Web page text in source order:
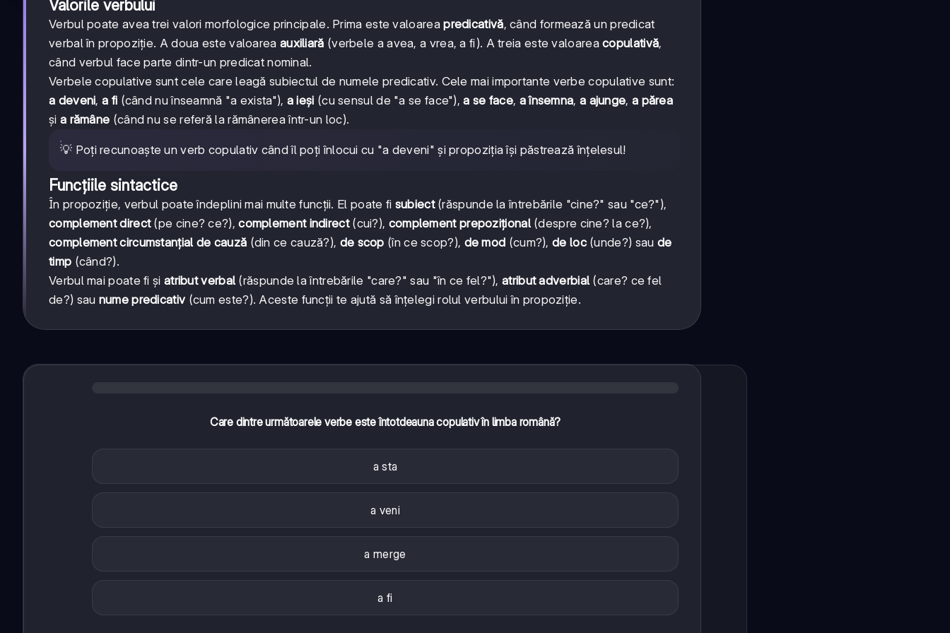
Valorile verbului
Verbul poate avea trei valori morfologice principale. Prima este valoareapredicativă, când formează un predicat
verbal în propoziție. A doua este valoarea auxiliară (verbele a avea, a vrea, a fi). A treia este valoareacopulativă,
când verbul face parte dintr-un predicat nominal.
Verbele copulative sunt cele care leagă subiectul de numele predicativ. Cele mai importante verbe copulative sunt:
a deveni,a fi (când nu înseamnă "a exista"), a ieși (cu sensul de "a se face"),a se face, a însemna, a ajunge, a părea
și a rămâne (când nu se referă la rămânerea într-un loc).
💡 Poți recunoaște un verb copulativ când îl poți înlocui cu "a deveni" și propoziția își păstrează înțelesul!
Funcţiile sintactice
În propoziție, verbul poate îndeplini mai multe funcții. El poate fi subiect(răspunde la întrebările "cine?" sau "ce?"),
complement direct(pe cine? ce?),complement indirect(cui?), complement prepozițional(despre cine? la ce?),
complement circumstanțial de cauză (din ce cauză?), de scop (în ce scop?), de mod (cum?),de loc(unde?) sau de
timp (când?).
Verbul mai poate fi și atribut verbal (răspunde la întrebările "care?" sau "în ce fel?"),atribut adverbial (care? ce fel
de?) sau nume predicativ(cum este?). Aceste funcții te ajută să înțelegi rolul verbului în propoziție.
Care dintre următoarele verbe este întotdeauna copulativ în limba română?
a sta
a veni
a merge
a fi